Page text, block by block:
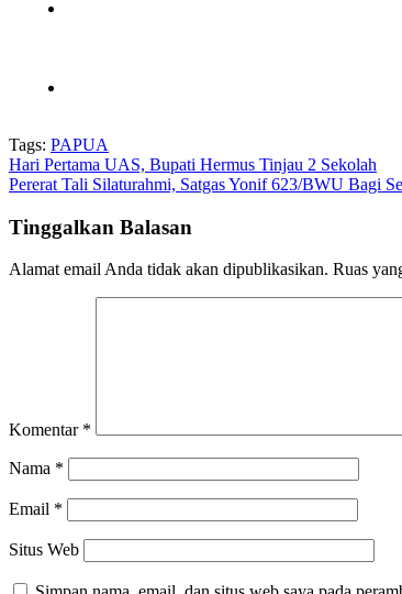
Tags: PAPUA
Navigasi
pos
Hari Pertama UAS, Bupati Hermus Tinjau 2 Sekolah
Pererat Tali Silaturahmi, Satgas Yonif 623/BWU Bagi
Tinggalkan Balasan
Alamat email Anda tidak akan dipublikasikan. Ruas
Komentar *
Nama *
Email *
Situs Web